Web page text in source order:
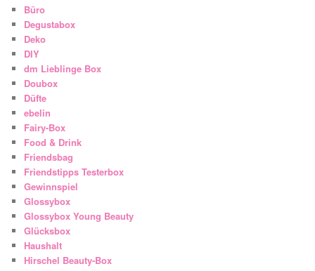
Büro
Degustabox
Deko
DIY
dm Lieblinge Box
Doubox
Düfte
ebelin
Fairy-Box
Food & Drink
Friendsbag
Friendstipps Testerbox
Gewinnspiel
Glossybox
Glossybox Young Beauty
Glücksbox
Haushalt
Hirschel Beauty-Box